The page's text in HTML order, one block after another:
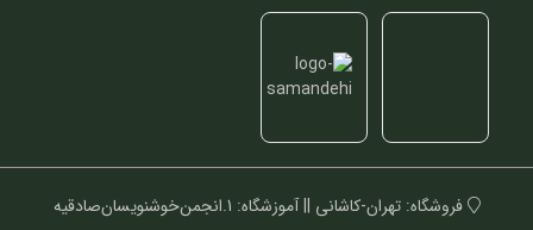
فروشگاه: تهران-کاشانی || آموزشگاه: 1.انجمن‌خوشنویسان‌صادقیه